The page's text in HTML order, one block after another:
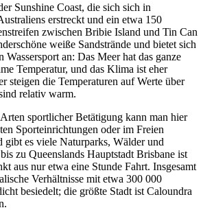
Sunshine Coast, die sich sich in
erstreckt und ein etwa 150
zwischen Bribie Island und Tin Can
weiße Sandstrände und bietet sich
an: Das Meer hat das ganze
Temperatur, und das Klima ist eher
steigen die Temperaturen auf Werte über
relativ warm.
sportlicher Betätigung kann man hier
Sporteinrichtungen oder im Freien
gibt es viele Naturparks, Wälder und
zu Queenslands Hauptstadt Brisbane ist
aus nur etwa eine Stunde Fahrt. Insgesamt
Verhältnisse mit etwa 300 000
besiedelt; die größte Stadt ist Caloundra